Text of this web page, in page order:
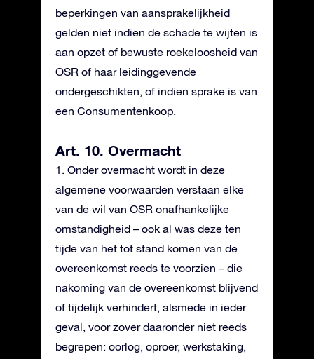
beperkingen van aansprakelijkheid
gelden niet indien de schade te wijten is
aan opzet of bewuste roekeloosheid van
OSR of haar leidinggevende
ondergeschikten, of indien sprake is van
een Consumentenkoop.
Art. 10. Overmacht
1. Onder overmacht wordt in deze
algemene voorwaarden verstaan elke
van de wil van OSR onafhankelijke
omstandigheid – ook al was deze ten
tijde van het tot stand komen van de
overeenkomst reeds te voorzien – die
nakoming van de overeenkomst blijvend
of tijdelijk verhindert, alsmede in ieder
geval, voor zover daaronder niet reeds
begrepen: oorlog, oproer, werkstaking,